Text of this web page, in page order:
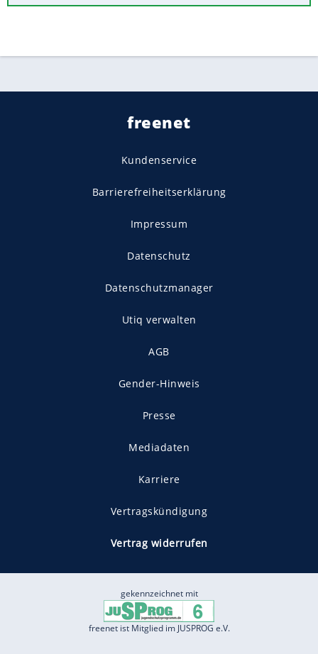
freenet
Kundenservice
Barrierefreiheitserklärung
Impressum
Datenschutz
Datenschutzmanager
Utiq verwalten
AGB
Gender-Hinweis
Presse
Mediadaten
Karriere
Vertragskündigung
Vertrag widerrufen
gekennzeichnet mit
freenet ist Mitglied im JUSPROG e.V.